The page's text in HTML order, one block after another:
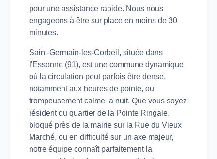
pour une assistance rapide. Nous nous
engageons à être sur place en moins de 30
minutes.
Saint-Germain-les-Corbeil, située dans
l'Essonne (91), est une commune dynamique
où la circulation peut parfois être dense,
notamment aux heures de pointe, ou
trompeusement calme la nuit. Que vous soyez
résident du quartier de la Pointe Ringale,
bloqué près de la mairie sur la Rue du Vieux
Marché, ou en difficulté sur un axe majeur,
notre équipe connaît parfaitement la